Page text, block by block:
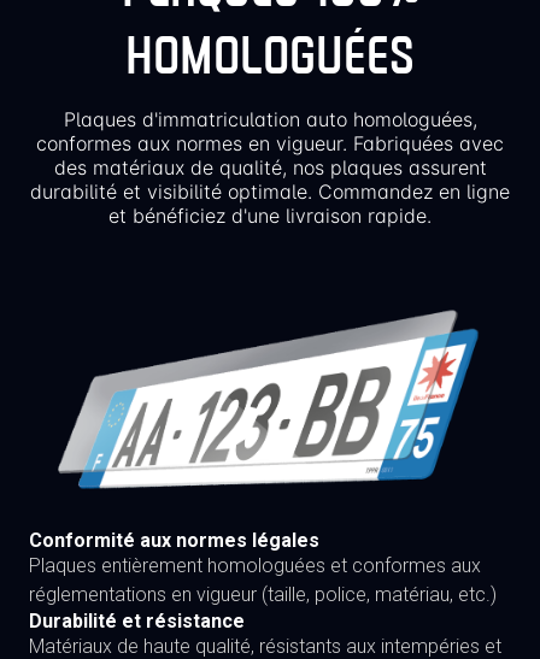
HOMOLOGUÉES
Plaques d'immatriculation auto homologuées,
conformes aux normes en vigueur. Fabriquées avec
des matériaux de qualité, nos plaques assurent
durabilité et visibilité optimale. Commandez en ligne
et bénéficiez d'une livraison rapide.
Conformité aux normes légales
Plaques entièrement homologuées et conformes aux
réglementations en vigueur (taille, police, matériau, etc.)
Durabilité et résistance
Matériaux de haute qualité, résistants aux intempéries et